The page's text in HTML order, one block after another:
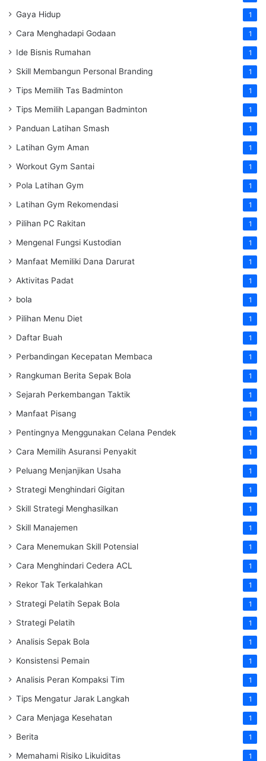
Gaya Hidup 1
Cara Menghadapi Godaan 1
Ide Bisnis Rumahan 1
Skill Membangun Personal Branding 1
Tips Memilih Tas Badminton 1
Tips Memilih Lapangan Badminton 1
Panduan Latihan Smash 1
Latihan Gym Aman 1
Workout Gym Santai 1
Pola Latihan Gym 1
Latihan Gym Rekomendasi 1
Pilihan PC Rakitan 1
Mengenal Fungsi Kustodian 1
Manfaat Memiliki Dana Darurat 1
Aktivitas Padat 1
bola 1
Pilihan Menu Diet 1
Daftar Buah 1
Perbandingan Kecepatan Membaca 1
Rangkuman Berita Sepak Bola 1
Sejarah Perkembangan Taktik 1
Manfaat Pisang 1
Pentingnya Menggunakan Celana Pendek 1
Cara Memilih Asuransi Penyakit 1
Peluang Menjanjikan Usaha 1
Strategi Menghindari Gigitan 1
Skill Strategi Menghasilkan 1
Skill Manajemen 1
Cara Menemukan Skill Potensial 1
Cara Menghindari Cedera ACL 1
Rekor Tak Terkalahkan 1
Strategi Pelatih Sepak Bola 1
Strategi Pelatih 1
Analisis Sepak Bola 1
Konsistensi Pemain 1
Analisis Peran Kompaksi Tim 1
Tips Mengatur Jarak Langkah 1
Cara Menjaga Kesehatan 1
Berita 1
Memahami Risiko Likuiditas 1